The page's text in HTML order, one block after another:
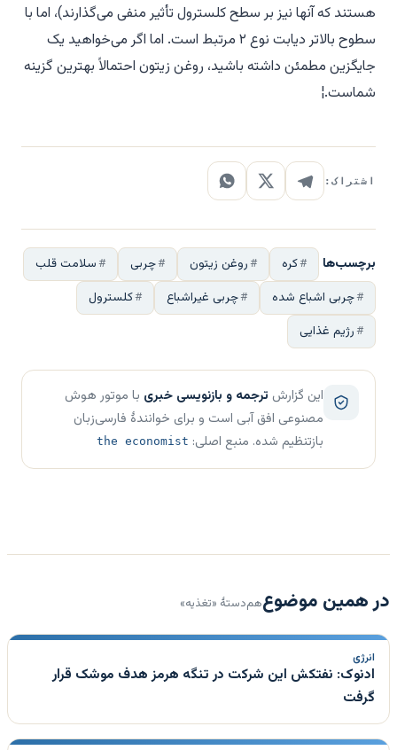
هستند که آنها نیز بر سطح کلسترول تأثیر منفی می‌گذارند)، اما با
سطوح بالاتر دیابت نوع ۲ مرتبط است. اما اگر می‌خواهید یک
جایگزین مطمئن داشته باشید، روغن زیتون احتمالاً بهترین گزینه
شماست.¦
اشتراک:
برچسب‌ها کره روغن زیتون چربی
سلامت قلب
چربی اشباع شده
چربی غیراشباع
کلسترول
رژیم غذایی
این گزارش ترجمه و بازنویسی خبری با موتور هوش
مصنوعی افق آبی است و برای خوانندهٔ فارسی‌زبان
بازتنظیم شده. منبع اصلی: the economist
در همین موضوعهم‌دستهٔ «تغذیه»
انرژی
ادنوک: نفتکش این شرکت در تنگه هرمز هدف موشک قرار
گرفت